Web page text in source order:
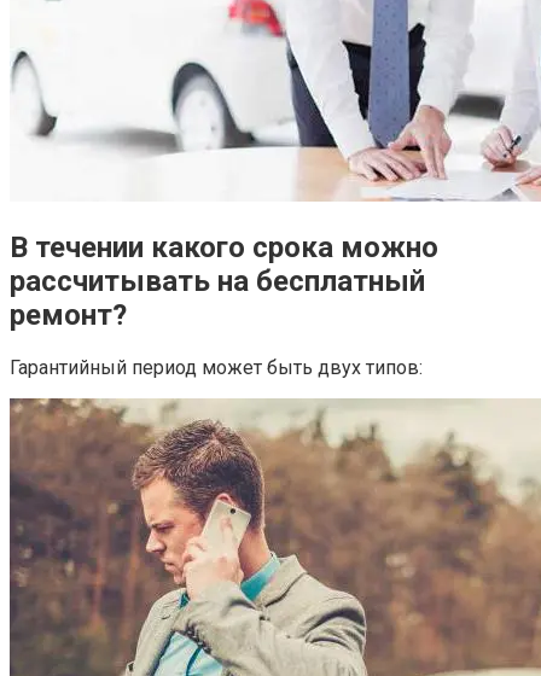
В течении какого срока можно
рассчитывать на бесплатный
ремонт?
Гарантийный период может быть двух типов: